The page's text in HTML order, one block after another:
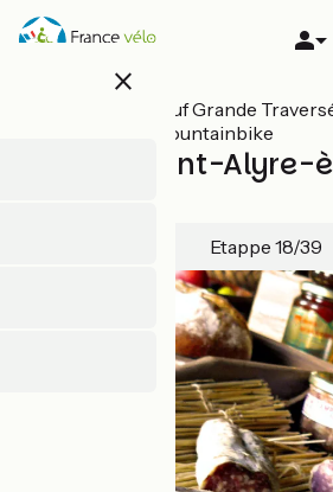
Direkt
zum
close
Alle Etappen auf Grande
Central per Mountainbike
Murol / Saint-Alyre-
Etappe 18/39